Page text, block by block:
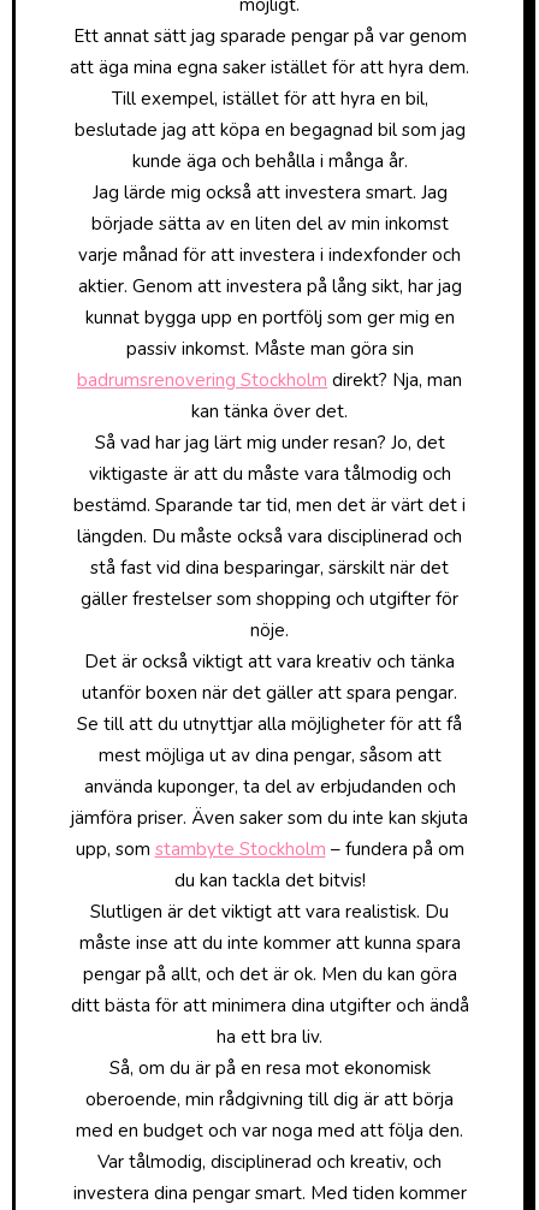
Ett annat sätt jag sparade pengar på var genom
att äga mina egna saker istället för att hyra dem.
Till exempel, istället för att hyra en bil,
beslutade jag att köpa en begagnad bil som jag
kunde äga och behålla i många år.
Jag lärde mig också att investera smart. Jag
började sätta av en liten del av min inkomst
varje månad för att investera i indexfonder och
aktier. Genom att investera på lång sikt, har jag
kunnat bygga upp en portfölj som ger mig en
passiv inkomst. Måste man göra sin
badrumsrenovering Stockholm direkt? Nja, man
kan tänka över det.
Så vad har jag lärt mig under resan? Jo, det
viktigaste är att du måste vara tålmodig och
bestämd. Sparande tar tid, men det är värt det i
längden. Du måste också vara disciplinerad och
stå fast vid dina besparingar, särskilt när det
gäller frestelser som shopping och utgifter för
nöje.
Det är också viktigt att vara kreativ och tänka
utanför boxen när det gäller att spara pengar.
Se till att du utnyttjar alla möjligheter för att få
mest möjliga ut av dina pengar, såsom att
använda kuponger, ta del av erbjudanden och
jämföra priser. Även saker som du inte kan skjuta
upp, som stambyte Stockholm – fundera på om
du kan tackla det bitvis!
Slutligen är det viktigt att vara realistisk. Du
måste inse att du inte kommer att kunna spara
pengar på allt, och det är ok. Men du kan göra
ditt bästa för att minimera dina utgifter och ändå
ha ett bra liv.
Så, om du är på en resa mot ekonomisk
oberoende, min rådgivning till dig är att börja
med en budget och var noga med att följa den.
Var tålmodig, disciplinerad och kreativ, och
investera dina pengar smart. Med tiden kommer